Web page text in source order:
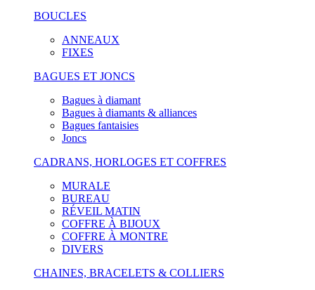
BOUCLES
ANNEAUX
FIXES
BAGUES ET JONCS
Bagues à diamant
Bagues à diamants & alliances
Bagues fantaisies
Joncs
CADRANS, HORLOGES ET COFFRES
MURALE
BUREAU
RÉVEIL MATIN
COFFRE À BIJOUX
COFFRE À MONTRE
DIVERS
CHAINES, BRACELETS & COLLIERS